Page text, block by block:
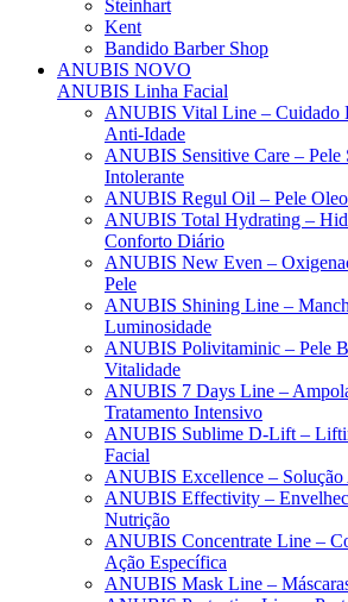
Steinhart
Kent
Bandido Barber Shop
ANUBIS NOVO
ANUBIS Linha Facial
ANUBIS Vital Line – Cuidado
Anti-Idade
ANUBIS Sensitive Care – Pele
Intolerante
ANUBIS Regul Oil – Pele
ANUBIS Total Hydrating –
Conforto Diário
ANUBIS New Even –
Pele
ANUBIS Shining Line –
Luminosidade
ANUBIS Polivitaminic – Pele
Vitalidade
ANUBIS 7 Days Line –
Tratamento Intensivo
ANUBIS Sublime D-Lift –
Facial
ANUBIS Excellence – Solução
ANUBIS Effectivity –
Nutrição
ANUBIS Concentrate Line –
Ação Específica
ANUBIS Mask Line –